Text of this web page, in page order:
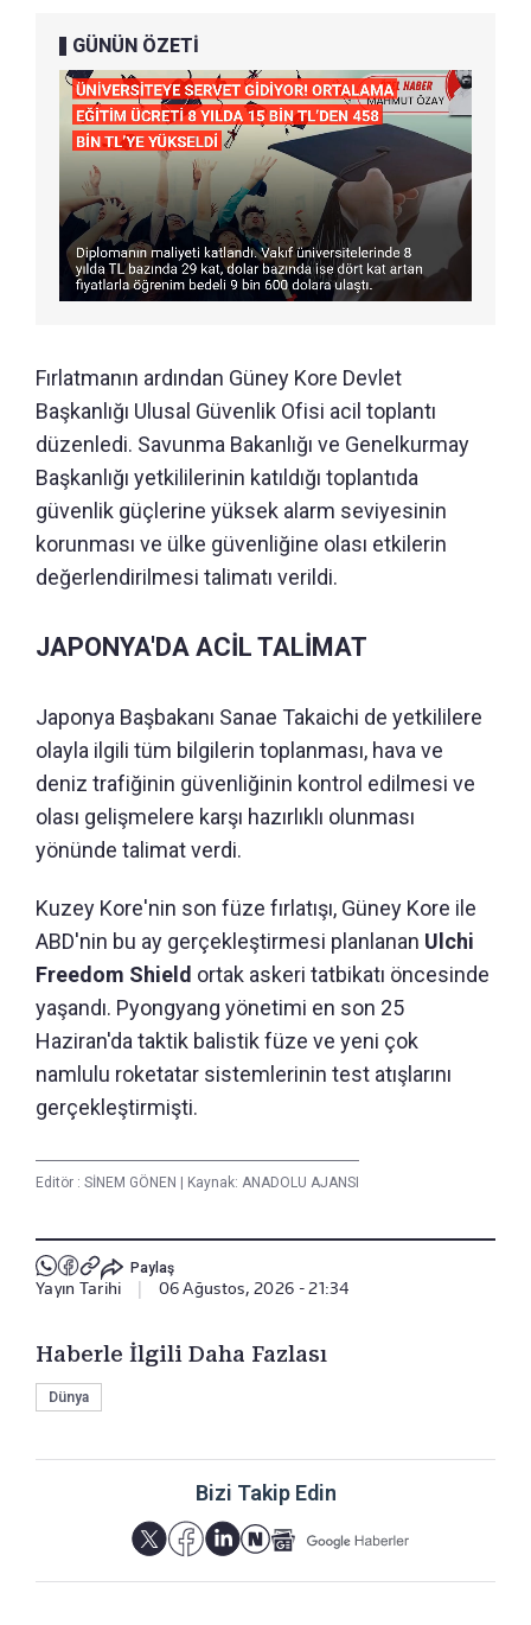
GÜNÜN ÖZETİ
Fırlatmanın ardından Güney Kore Devlet
Başkanlığı Ulusal Güvenlik Ofisi acil toplantı
düzenledi. Savunma Bakanlığı ve Genelkurmay
Başkanlığı yetkililerinin katıldığı toplantıda
güvenlik güçlerine yüksek alarm seviyesinin
korunması ve ülke güvenliğine olası etkilerin
değerlendirilmesi talimatı verildi.
JAPONYA'DA ACİL TALİMAT
Japonya Başbakanı Sanae Takaichi de yetkililere
olayla ilgili tüm bilgilerin toplanması, hava ve
deniz trafiğinin güvenliğinin kontrol edilmesi ve
olası gelişmelere karşı hazırlıklı olunması
yönünde talimat verdi.
Kuzey Kore'nin son füze fırlatışı, Güney Kore ile
ABD'nin bu ay gerçekleştirmesi planlanan Ulchi
Freedom Shield ortak askeri tatbikatı öncesinde
yaşandı. Pyongyang yönetimi en son 25
Haziran'da taktik balistik füze ve yeni çok
namlulu roketatar sistemlerinin test atışlarını
gerçekleştirmişti.
Editör : SİNEM GÖNEN Kaynak: ANADOLU AJANSI
Paylaş
Yayın Tarihi 06 Ağustos, 2026 - 21:34
Haberle İlgili Daha Fazlası
Dünya
Bizi Takip Edin